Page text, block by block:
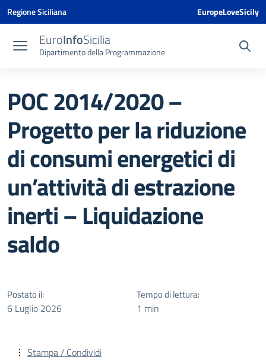
Vai ai contenuti
Vai al menu di navigazione
Vai al footer
Vai al banner delle Cookie Policy
Regione Siciliana EuropeLoveSicily
EuroInfoSicilia
Dipartimento della Programmazione
POC 2014/2020 –
Progetto per la riduzione
di consumi energetici di
un’attività di estrazione
inerti – Liquidazione
saldo
Postato il:
6 Luglio 2026
Tempo di lettura:
1 min
Stampa / Condividi